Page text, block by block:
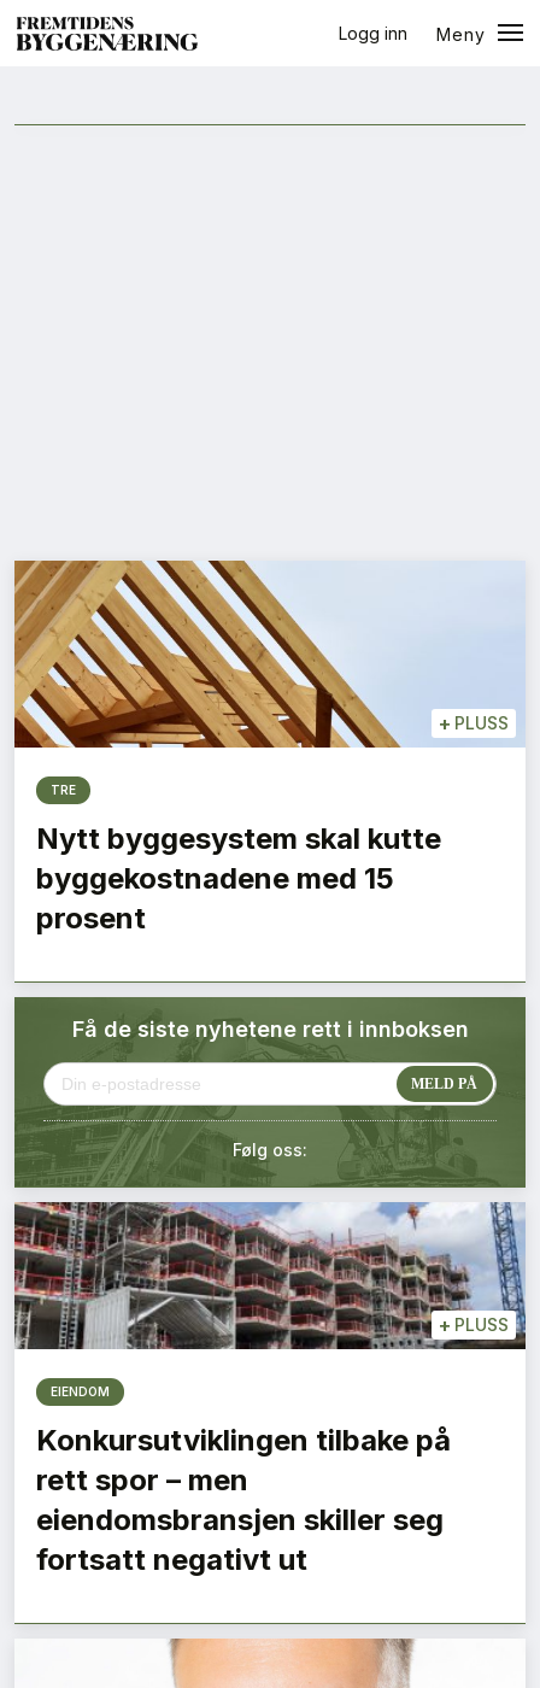
Logg inn
Meny
Bærekraft
Digitalisering
Eiendom
Tips redaksjonen
Annonsering
Abonnement Pluss
Kontakt oss
Login
halvår
+ PLUSS
TRE
Nytt byggesystem skal kutte
byggekostnadene med 15
prosent
Få de siste nyhetene rett i innboksen
Følg oss:
+ PLUSS
EIENDOM
Konkursutviklingen tilbake på
rett spor – men
eiendomsbransjen skiller seg
fortsatt negativt ut